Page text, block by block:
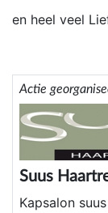
en heel veel
Actie
Suus
Kapsalon